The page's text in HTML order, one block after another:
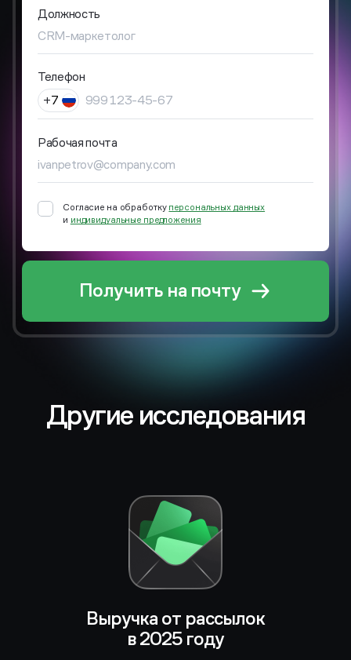
Должность
Телефон
Рабочая почта
Согласие на обработкуперсональных данных
и индивидуальные предложения
Получить на почту
Другие исследования
Выручка от рассылок
в 2025 году